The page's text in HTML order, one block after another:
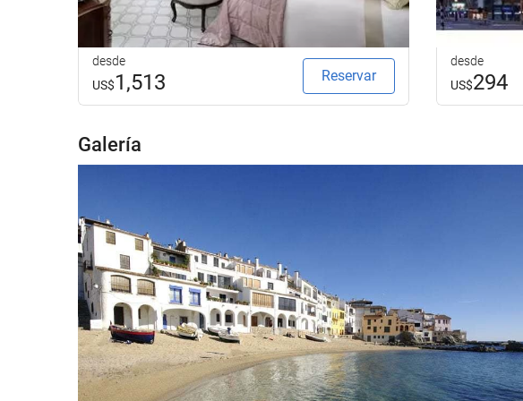
desde
US$1,513 Reservar
desde
US$294
Galería